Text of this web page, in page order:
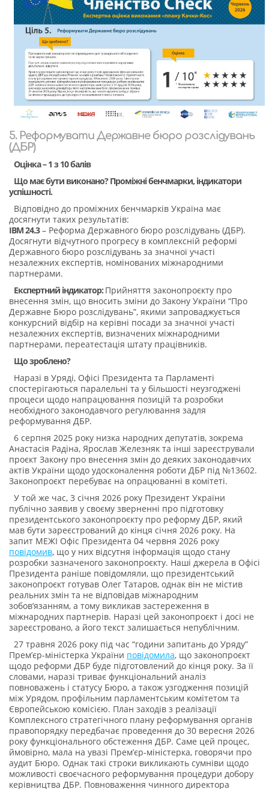
5. Реформувати Державне бюро розслідувань
(ДБР)
Оцінка – 1 з 10 балів
Що має бути виконано? Проміжні бенчмарки, індикатори
успішності.
Відповідно до проміжних бенчмарків Україна має
досягнути таких результатів:
IBM 24.3– Реформа Державного бюро розслідувань (ДБР).
Досягнути відчутного прогресу в комплексній реформі
Державного бюро розслідувань за значної участі
незалежних експертів, номінованих міжнародними
партнерами.
Експертний індикатор: Прийняття законопроєкту про
внесення змін, що вносить зміни до Закону України “Про
Державне Бюро розслідувань”, якими запроваджується
конкурсний відбір на керівні посади за значної участі
незалежних експертів, визначених міжнародними
партнерами, переатестація штату працівників.
Що зроблено?
Наразі в Уряді, Офісі Президента та Парламенті
спостерігаються паралельні та у більшості неузгоджені
процеси щодо напрацювання позицій та розробки
необхідного законодавчого регулювання задля
реформування ДБР.
6 серпня 2025 року низка народних депутатів, зокрема
Анастасія Радіна, Ярослав Железняк та інші зареєстрували
проєкт Закону про внесення змін до деяких законодавчих
актів України щодо удосконалення роботи ДБР під №13602.
Законопроєкт перебуває на опрацюванні в комітеті.
У той же час, 3 січня 2026 року Президент України
публічно заявив у своєму зверненні про підготовку
президентського законопроєкту про реформу ДБР, який
мав бути зареєстрований до кінця січня 2026 року. На
запит МЕЖІ Офіс Президента 04 червня 2026 року
повідомив, що у них відсутня інформація щодо стану
розробки зазначеного законопроєкту. Наші джерела в Офісі
Президента раніше повідомляли, що президентський
законопроєкт готував Олег Татаров, однак він не містив
реальних змін та не відповідав міжнародним
зобовʼязанням, а тому викликав застереження в
міжнародних партнерів. Наразі цей законопроєкт і досі не
зареєстровано, а його текст залишається непублічним.
27 травня 2026 року під час “години запитань до Уряду”
Прем’єр-міністерка України повідомила, що законопроєкт
щодо реформи ДБР буде підготовлений до кінця року. За її
словами, наразі триває функціональний аналіз
повноважень і статусу Бюро, а також узгодження позицій
між Урядом, профільним парламентським комітетом та
Європейською комісією. План заходів з реалізації
Комплексного стратегічного плану реформування органів
правопорядку передбачає проведення до 30 вересня 2026
року функціонального обстеження ДБР. Саме цей процес,
ймовірно, мала на увазі Прем’єр-міністерка, говорячи про
аудит Бюро. Однак такі строки викликають сумніви щодо
можливості своєчасного реформування процедури добору
керівництва ДБР. Повноваження чинного директора